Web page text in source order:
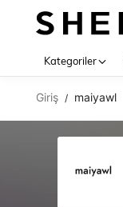
Kategoriler
Giriş / maiyawl